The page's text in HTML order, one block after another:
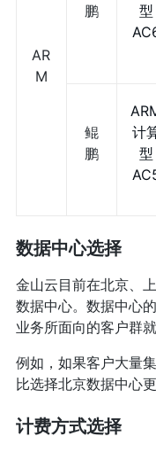
AR
M
鹏
型
鲲
鹏
计
型
数据中心选择
金山云目前在北京、
数据中心。数据中心
业务所面向的客户群
例如，如果客户大量
比选择北京数据中心更
计费方式选择